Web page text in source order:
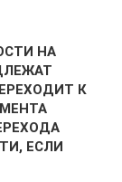
НА
К
ЕСЛИ